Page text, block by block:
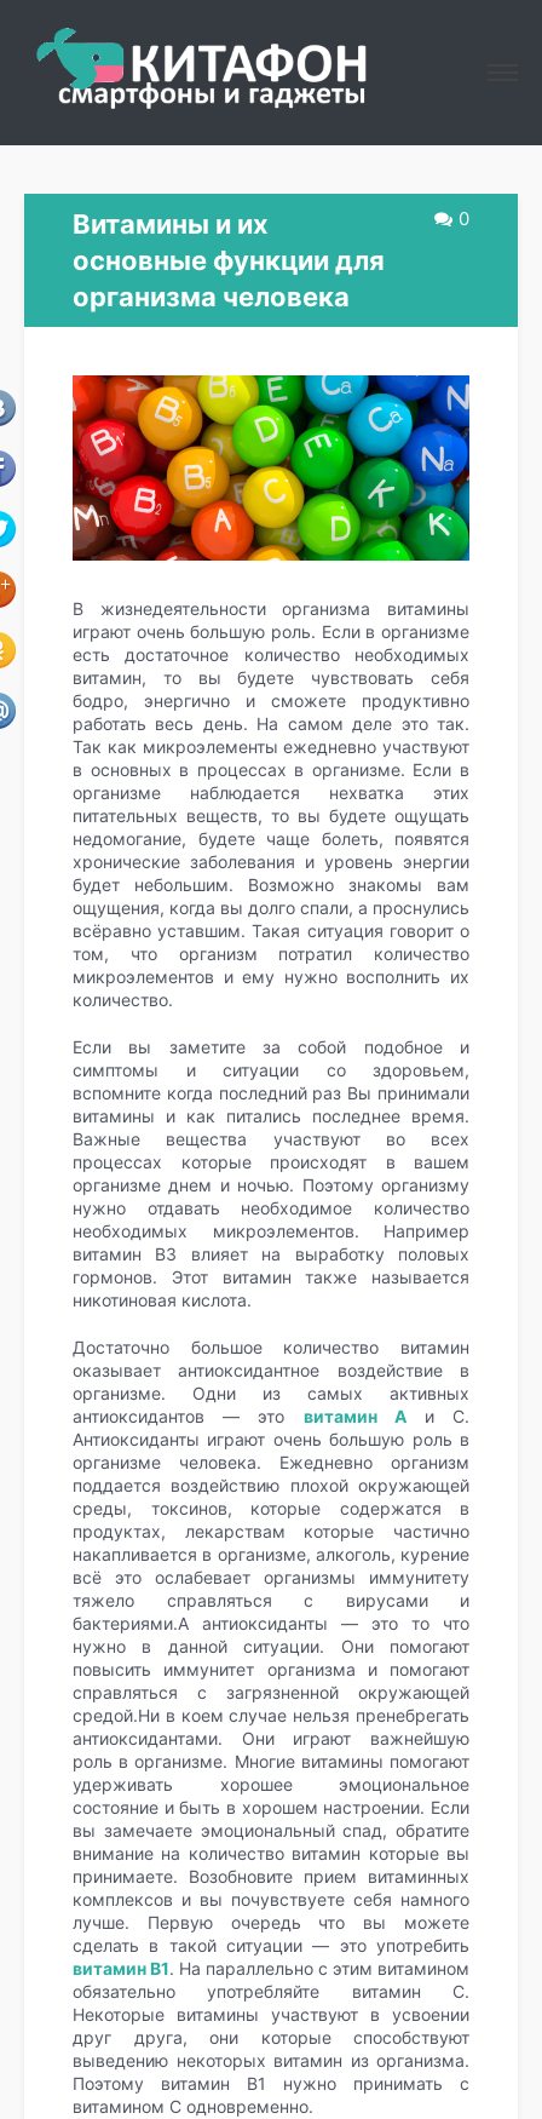
0
Витамины и их
основные функции для
организма человека
В жизнедеятельности организма витамины
играют очень большую роль. Если в организме
есть достаточное количество необходимых
витамин, то вы будете чувствовать себя
бодро, энергично и сможете продуктивно
работать весь день. На самом деле это так.
Так как микроэлементы ежедневно участвуют
в основных в процессах в организме. Если в
организме наблюдается нехватка этих
питательных веществ, то вы будете ощущать
недомогание, будете чаще болеть, появятся
хронические заболевания и уровень энергии
будет небольшим. Возможно знакомы вам
ощущения, когда вы долго спали, а проснулись
всёравно уставшим. Такая ситуация говорит о
том, что организм потратил количество
микроэлементов и ему нужно восполнить их
количество.
Если вы заметите за собой подобное и
симптомы и ситуации со здоровьем,
вспомните когда последний раз Вы принимали
витамины и как питались последнее время.
Важные вещества участвуют во всех
процессах которые происходят в вашем
организме днем и ночью. Поэтому организму
нужно отдавать необходимое количество
необходимых микроэлементов. Например
витамин B3 влияет на выработку половых
гормонов. Этот витамин также называется
никотиновая кислота.
Достаточно большое количество витамин
оказывает антиоксидантное воздействие в
организме. Одни из самых активных
антиоксидантов — это витамин Aи C.
Антиоксиданты играют очень большую роль в
организме человека. Ежедневно организм
поддается воздействию плохой окружающей
среды, токсинов, которые содержатся в
продуктах, лекарствам которые частично
накапливается в организме, алкоголь, курение
всё это ослабевает организмы иммунитету
тяжело справляться с вирусами и
бактериями.А антиоксиданты — это то что
нужно в данной ситуации. Они помогают
повысить иммунитет организма и помогают
справляться с загрязненной окружающей
средой.Ни в коем случае нельзя пренебрегать
антиоксидантами. Они играют важнейшую
роль в организме. Многие витамины помогают
удерживать хорошее эмоциональное
состояние и быть в хорошем настроении. Если
вы замечаете эмоциональный спад, обратите
внимание на количество витамин которые вы
принимаете. Возобновите прием витаминных
комплексов и вы почувствуете себя намного
лучше. Первую очередь что вы можете
сделать в такой ситуации — это употребить
витамин B1. На параллельно с этим витамином
обязательно употребляйте витамин C.
Некоторые витамины участвуют в усвоении
друг друга, они которые способствуют
выведению некоторых витамин из организма.
Поэтому витамин B1 нужно принимать с
витамином C одновременно.